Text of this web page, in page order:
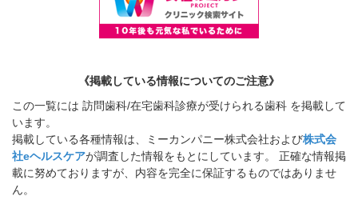
《掲載している情報についてのご注意》
この一覧には 訪問歯科/在宅歯科診療が受けられる歯科 を掲載して
います。
掲載している各種情報は、ミーカンパニー株式会社および株式会
社eヘルスケアが調査した情報をもとにしています。 正確な情報掲
載に努めておりますが、内容を完全に保証するものではありませ
ん。